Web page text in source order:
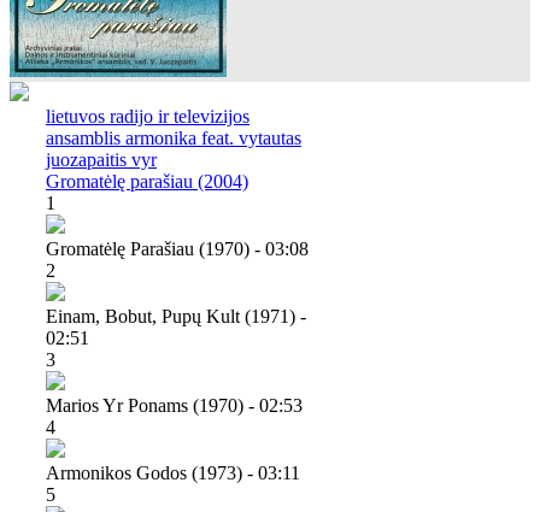
lietuvos radijo ir televizijos
ansamblis armonika feat. vytautas
juozapaitis vyr
Gromatėlę parašiau (2004)
1
Gromatėlę Parašiau (1970) - 03:08
2
Einam, Bobut, Pupų Kult (1971) -
02:51
3
Marios Yr Ponams (1970) - 02:53
4
Armonikos Godos (1973) - 03:11
5